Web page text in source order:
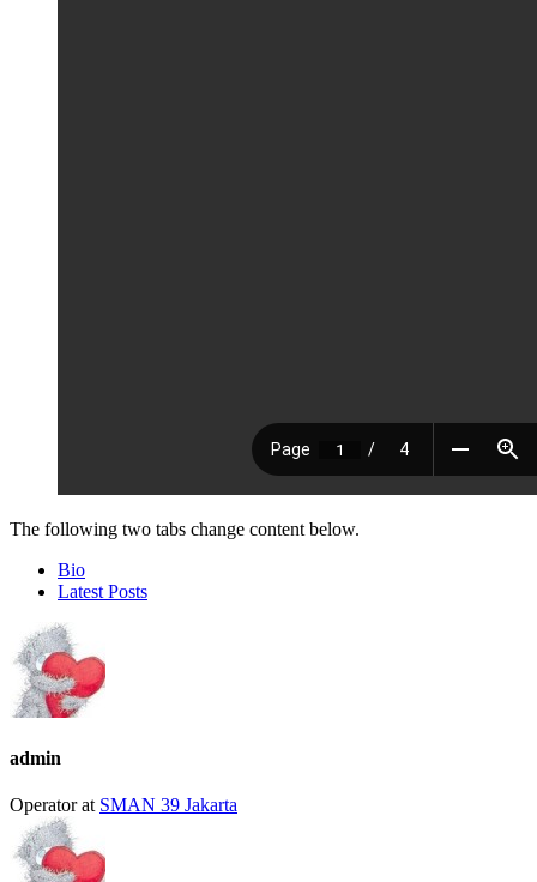
The following two tabs change content below.
Bio
Latest Posts
admin
Operatorat SMAN 39 Jakarta